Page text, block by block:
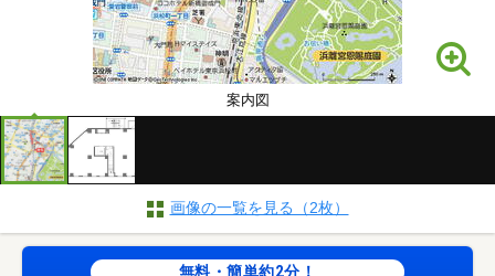
案内図
画像の一覧を見る（2枚）
無料・簡単約2分！